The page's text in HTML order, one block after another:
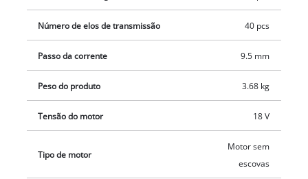
tensão da corrente pode ser ajustada sem ferramentas, e
também não são necessárias ferramentas para trocar a
corrente. O recipiente de óleo de 150 ml da lubrificação
automática da corrente pode ser reatestado de forma
enchimento para óleo. É fornecido sem bateria e sem
carregador.
Número de elos de transmissão 40 pcs
Passo da corrente 9.5 mm
Peso do produto 3.68 kg
Tensão do motor 18 V
Tipo de motor
Motor sem
escovas